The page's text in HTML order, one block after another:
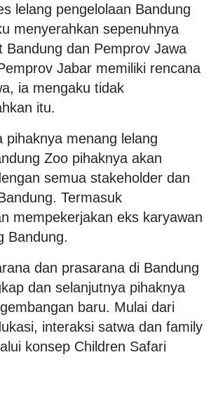
lelang pengelolaan Bandung
menyerahkan sepenuhnya
Bandung dan Pemprov Jawa
Jabar memiliki rencana
ia mengaku tidak
itu.
pihaknya menang lelang
Zoo pihaknya akan
semua stakeholder dan
Termasuk
mempekerjakan eks karyawan
Bandung.
dan prasarana di Bandung
dan selanjutnya pihaknya
baru. Mulai dari
interaksi satwa dan family
konsep Children Safari